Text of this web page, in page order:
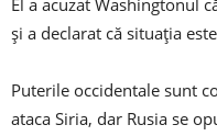
El a acuzat Washingtonul
și a declarat că situația
Puterile occidentale sunt
ataca Siria, dar Rusia se